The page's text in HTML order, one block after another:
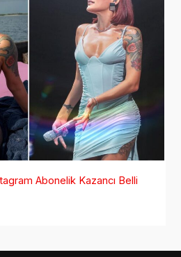
Abonelik Kazancı Belli